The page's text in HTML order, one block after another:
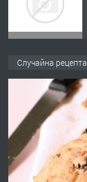
ПРЕДЛАГА
Случайна рецепта